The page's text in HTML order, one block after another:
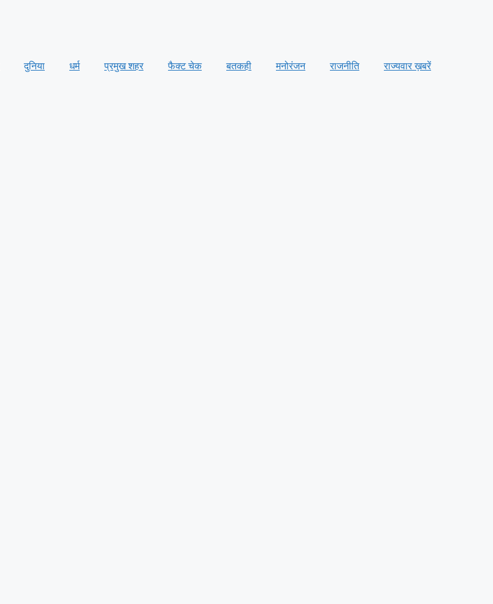
दुनिया धर्म प्रमुख शहर फैक्ट चेक बतकही मनोरंजन राजनीति राज्यवार ख़बरें